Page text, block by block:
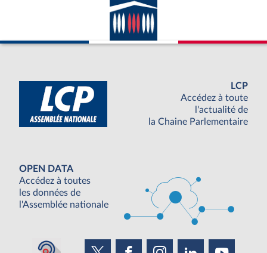
LCP
Accédez à toute
l'actualité de
la Chaine Parlementaire
OPEN DATA
Accédez à toutes
les données de
l'Assemblée nationale